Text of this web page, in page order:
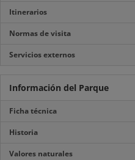
Itinerarios
Normas de visita
Servicios externos
Información del Parque
Ficha técnica
Historia
Valores naturales